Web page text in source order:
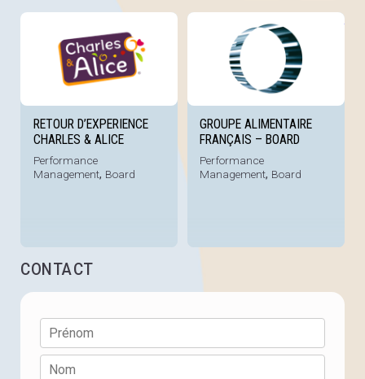
RETOUR D’EXPERIENCE
CHARLES & ALICE
Performance
Management, Board
Voir la référence
GROUPE ALIMENTAIRE
FRANÇAIS – BOARD
Performance
Management, Board
CONTACT